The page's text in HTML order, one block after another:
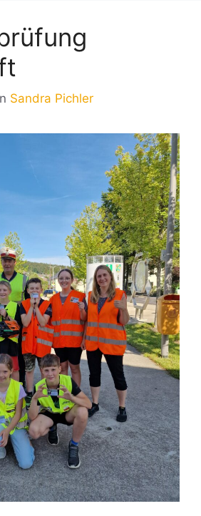
Sandra Pichler